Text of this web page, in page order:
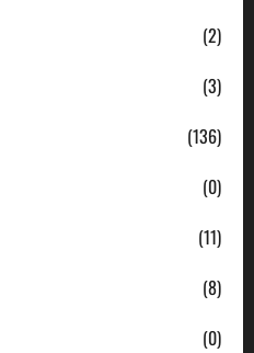
(2)
(3)
(136)
(0)
(11)
(8)
(0)